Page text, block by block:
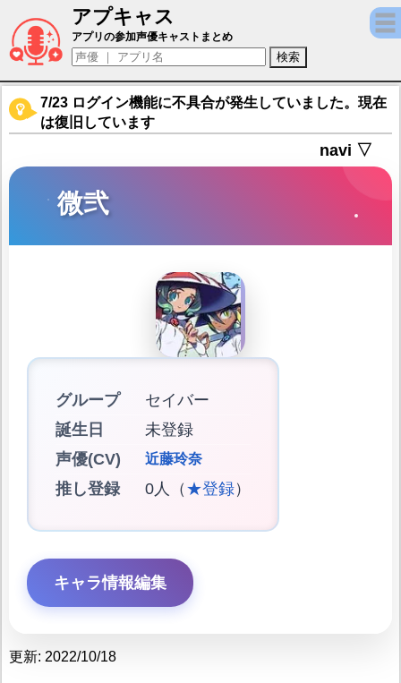
アプキャス
微弐（声優：近藤玲奈)【Fate/Grand Order
アプリの参加声優キャストまとめ
7/23 ログイン機能に不具合が発生していました。現在
は復旧しています
navi ▽
微弐
グループ
セイバー
誕生日
未登録
声優(CV)
近藤玲奈
推し登録 0人（ ★登録）
キャラ情報編集
更新: 2022/10/18